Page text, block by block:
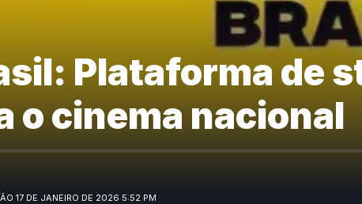
Plataforma de
o cinema nacional
17 DE JANEIRO DE 2026 5:52 PM